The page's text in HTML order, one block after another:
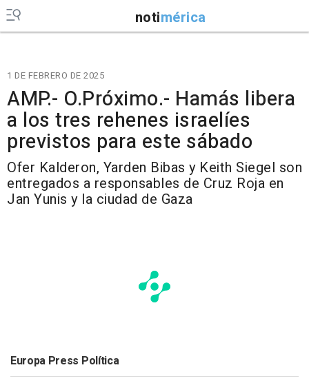
notimérica
1 DE FEBRERO DE 2025
AMP.- O.Próximo.- Hamás libera
a los tres rehenes israelíes
previstos para este sábado
Ofer Kalderon, Yarden Bibas y Keith Siegel son
entregados a responsables de Cruz Roja en
Jan Yunis y la ciudad de Gaza
Europa Press Política